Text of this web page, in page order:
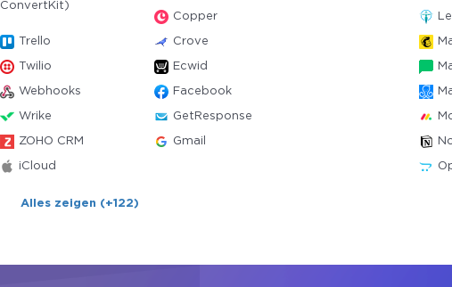
ConvertKit)
Copper
Trello Crove
Twilio Ecwid
Webhooks Facebook
Wrike GetResponse
ZOHO CRM Gmail
iCloud
Alles zeigen (+122)